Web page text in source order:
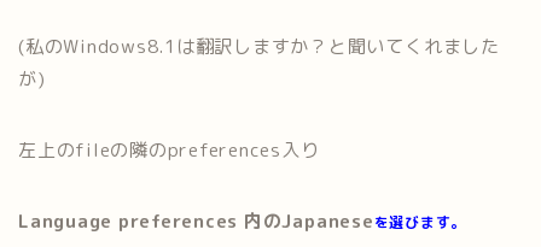
(私のWindows8.1は翻訳しますか？と聞いてくれました
が)
左上のfileの隣のpreferences入り
Language preferences 内のJapaneseを選びます。